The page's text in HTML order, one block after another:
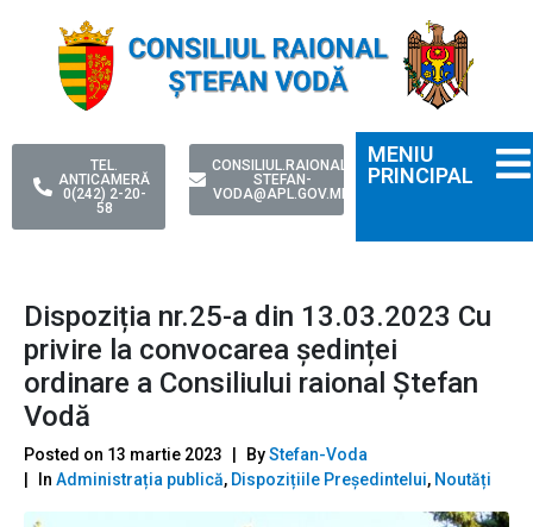
TEL.
ANTICAMERĂ
0(242) 2-20-
58
CONSILIUL.RAIONAL-
STEFAN-
VODA@APL.GOV.MD
MENIU
PRINCIPAL
Dispoziția nr.25-a din 13.03.2023 Cu
privire la convocarea ședinței
ordinare a Consiliului raional Ștefan
Vodă
Posted on 13 martie 2023 ByStefan-Voda
In Administrația publică, Dispozițiile Președintelui, Noutăți